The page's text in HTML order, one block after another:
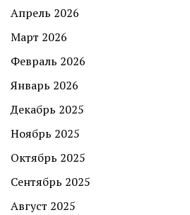
Апрель 2026
Март 2026
Февраль 2026
Январь 2026
Декабрь 2025
Ноябрь 2025
Октябрь 2025
Сентябрь 2025
Август 2025